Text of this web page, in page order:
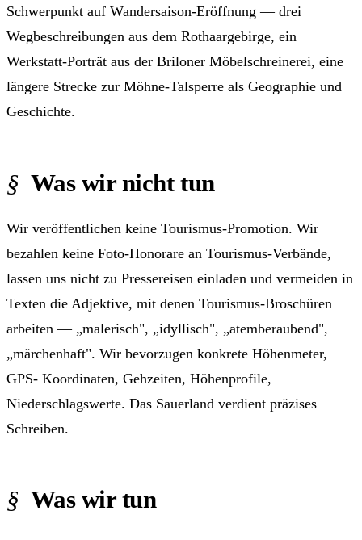
Schwerpunkt auf Wandersaison-Eröffnung — drei
Wegbeschreibungen aus dem Rothaargebirge, ein
Werkstatt-Porträt aus der Briloner Möbelschreinerei, eine
längere Strecke zur Möhne-Talsperre als Geographie und
Geschichte.
Was wir nicht tun
Wir veröffentlichen keine Tourismus-Promotion. Wir
bezahlen keine Foto-Honorare an Tourismus-Verbände,
lassen uns nicht zu Pressereisen einladen und vermeiden in
Texten die Adjektive, mit denen Tourismus-Broschüren
arbeiten — „malerisch", „idyllisch", „atemberaubend",
„märchenhaft". Wir bevorzugen konkrete Höhenmeter,
GPS- Koordinaten, Gehzeiten, Höhenprofile,
Niederschlagswerte. Das Sauerland verdient präzises
Schreiben.
Was wir tun